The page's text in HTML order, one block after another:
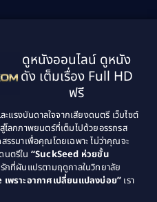
ลาสสิก(25)
าสสิก(134)
าสสิก(21)
ลก(515)
ลก(46)
1994
1992
1988
1986
1984
1982
ดูหนังออนไลน์ ดูหนัง
ดัง เต็มเรื่อง Full HD
ฟรี
รงบันดาลใจจากเสียงดนตรี เว็บไซต์
โลกภาพยนตร์ที่เต็มไปด้วยอรรถรส
รมาเพื่อคุณโดยเฉพาะ ไม่ว่าคุณจะ
นตรีใน “SuckSeed ห่วยขั้น
ที่ผันแปรตามฤดูกาลในวิทยาลัย
พราะอากาศเปลี่ยนแปลงบ่อย” เรา